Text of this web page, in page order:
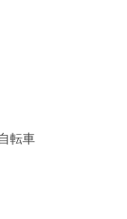
転車